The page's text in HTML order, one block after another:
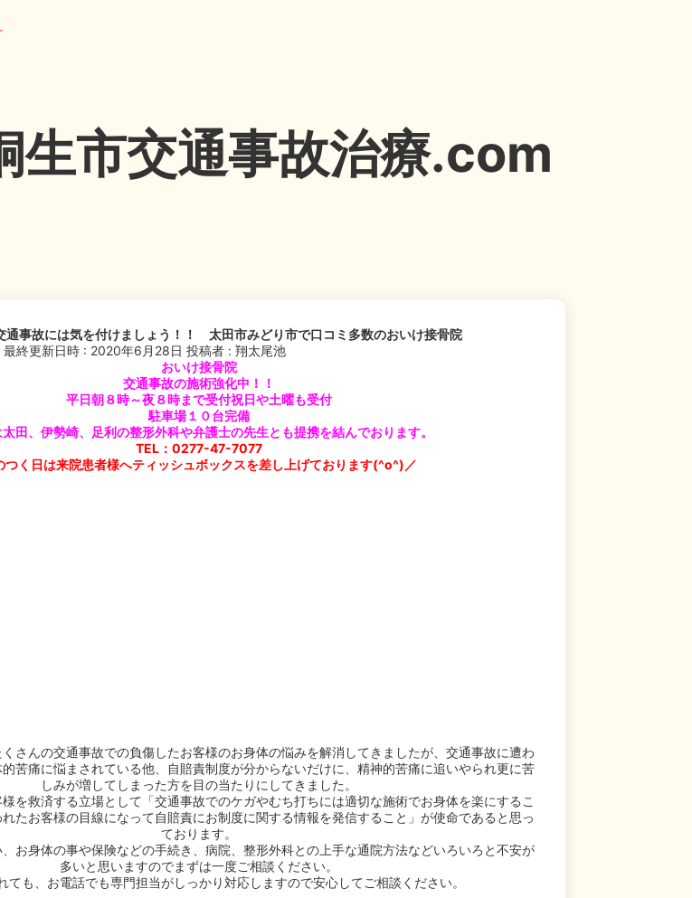
生市交通事故治療.com
事故には気を付けましょう！！ 太田市みどり市で口コミ多数のおいけ接骨院
最終更新日時 : 2020年6月28日 投稿者 :翔太尾池
おいけ接骨院
交通事故の施術強化中！！
平日朝８時～夜８時まで受付祝日や土曜も受付
駐車場１０台完備
太田、伊勢崎、足利の整形外科や弁護士の先生とも提携を結んでおります。
TEL：0277-47-7077
つく日は来院患者様へティッシュボックスを差し上げております(^o^)／
さんの交通事故での負傷したお客様のお身体の悩みを解消してきましたが、交通事故に遭わ
苦痛に悩まされている他、自賠責制度が分からないだけに、精神的苦痛に追いやられ更に苦
しみが増してしまった方を目の当たりにしてきました。
を救済する立場として「交通事故でのケガやむち打ちには適切な施術でお身体を楽にするこ
たお客様の目線になって自賠責にお制度に関する情報を発信すること」が使命であると思っ
ております。
お身体の事や保険などの手続き、病院、整形外科との上手な通院方法などいろいろと不安が
多いと思いますのでまずは一度ご相談ください。
ても、お電話でも専門担当がしっかり対応しますので安心してご相談ください。